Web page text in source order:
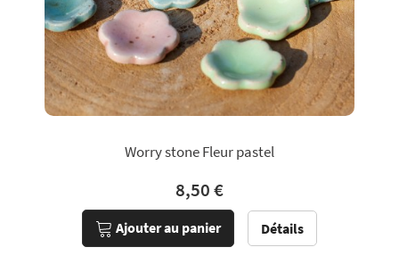
Worry stone Fleur pastel
8,50 €
Ajouter au panier Détails